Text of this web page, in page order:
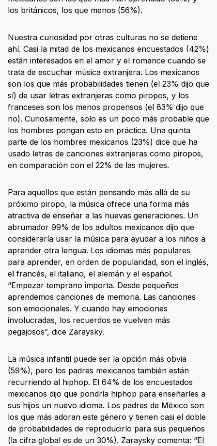
los británicos, los que menos (56%).
Nuestra curiosidad por otras culturas no se detiene
ahí. Casi la mitad de los mexicanos encuestados (42%)
están interesados en el amor y el romance cuando se
trata de escuchar música extranjera. Los mexicanos
son los que más probabilidades tienen (el 23% dijo que
sí) de usar letras extranjeras como piropos, y los
franceses son los menos propensos (el 83% dijo que
no). Curiosamente, solo es un poco más probable que
los hombres pongan esto en práctica. Una quinta
parte de los hombres mexicanos (23%) dice que ha
usado letras de canciones extranjeras como piropos,
en comparación con el 22% de las mujeres.
Para aquellos que están pensando más allá de su
próximo piropo, la música ofrece una forma más
atractiva de enseñar a las nuevas generaciones. Un
abrumador 99% de los adultos mexicanos dijo que
consideraría usar la música para ayudar a los niños a
aprender otra lengua. Los idiomas más populares
para aprender, en orden de popularidad, son el inglés,
el francés, el italiano, el alemán y el español.
“Empezar temprano importa. Desde pequeños
aprendemos canciones de memoria. Las canciones
son emocionales. Y cuando hay emociones
involucradas, los recuerdos se vuelven más
pegajosos”, dice Zaraysky.
La música infantil puede ser la opción más obvia
(59%), pero los padres mexicanos también están
recurriendo al hiphop. El 64% de los encuestados
mexicanos dijo que pondría hiphop para enseñarles a
sus hijos un nuevo idioma. Los padres de México son
los que más adoran este género y tienen casi el doble
de probabilidades de reproducirlo para sus pequeños
(la cifra global es de un 30%). Zaraysky comenta: “El